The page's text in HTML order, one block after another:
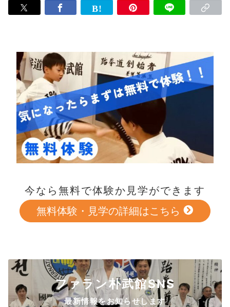
今なら無料で体験か見学ができます
無料体験・見学の詳細はこちら
ファラン朴武館SNS
最新情報をお知らせします